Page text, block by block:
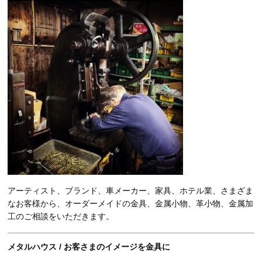
アーティスト、ブランド、車メーカー、家具、ホテル業、さまざま
なお客様から、オーダーメイドの金具、金属小物、革小物、金属加
工のご相談をいただきます。
メタルハウス / お客さまのイメージを金具に